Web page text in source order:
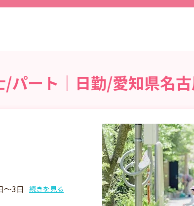
パート｜日勤/愛知県名
～3日 続きを見る